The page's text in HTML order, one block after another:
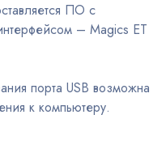
ПО с
– Magics ET
порта USB возможна
к компьютеру.